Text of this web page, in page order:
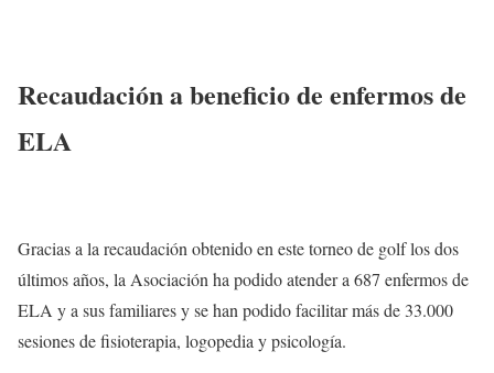
Recaudación a beneficio de enfermos de
ELA
Gracias a la recaudación obtenido en este torneo de golf los dos
últimos años, la Asociación ha podido atender a 687 enfermos de
ELA y a sus familiares y se han podido facilitar más de 33.000
sesiones de fisioterapia, logopedia y psicología.